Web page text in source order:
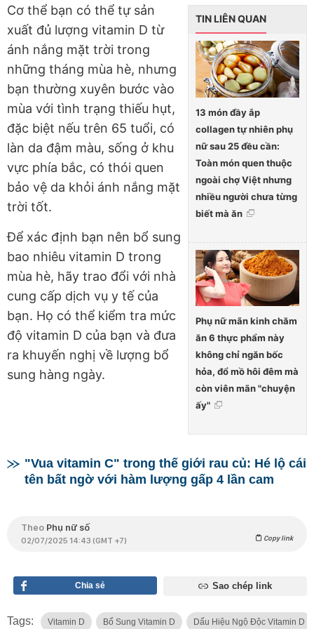
TIN LIÊN QUAN
13 món đầy ắp
collagen tự nhiên phụ
nữ sau 25 đều cần:
Toàn món quen thuộc
ngoài chợ Việt nhưng
nhiều người chưa từng
biết mà ăn
Phụ nữ mãn kinh chăm
ăn 6 thực phẩm này
không chỉ ngăn bốc
hỏa, đổ mồ hôi đêm mà
còn viên mãn "chuyện
ấy"
Cơ thể bạn có thể tự sản
xuất đủ lượng vitamin D từ
ánh nắng mặt trời trong
những tháng mùa hè, nhưng
bạn thường xuyên bước vào
mùa với tình trạng thiếu hụt,
đặc biệt nếu trên 65 tuổi, có
làn da đậm màu, sống ở khu
vực phía bắc, có thói quen
bảo vệ da khỏi ánh nắng mặt
trời tốt.
Để xác định bạn nên bổ sung
bao nhiêu vitamin D trong
mùa hè, hãy trao đổi với nhà
cung cấp dịch vụ y tế của
bạn. Họ có thể kiểm tra mức
độ vitamin D của bạn và đưa
ra khuyến nghị về lượng bổ
sung hàng ngày.
"Vua vitamin C" trong thế giới rau củ: Hé lộ cái
tên bất ngờ với hàm lượng gấp 4 lần cam
Theo Phụ nữ số
02/07/2025 14:43 (GMT +7) Copy link
Chia sẻ Sao chép link
Tags: Vitamin D Bổ Sung Vitamin D Dấu Hiệu Ngộ Độc Vitamin D